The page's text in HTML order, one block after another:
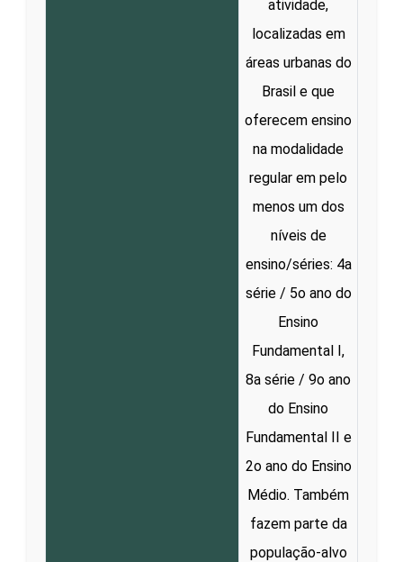
atividade,
localizadas em
áreas urbanas do
Brasil e que
oferecem ensino
na modalidade
regular em pelo
menos um dos
níveis de
ensino/séries: 4a
série / 5o ano do
Ensino
Fundamental I,
8a série / 9o ano
do Ensino
Fundamental II e
2o ano do Ensino
Médio. Também
fazem parte da
população-alvo